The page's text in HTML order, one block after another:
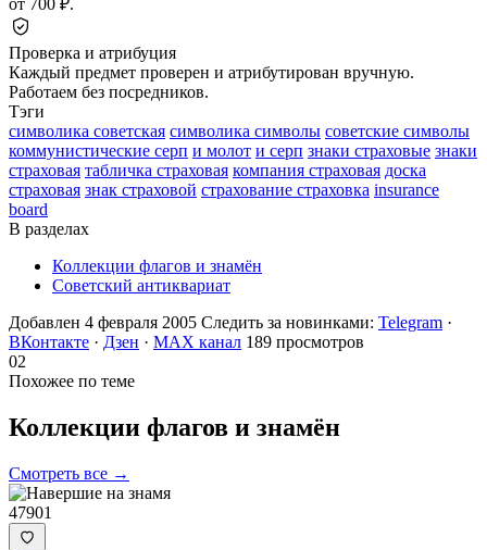
Проверка и атрибуция
Каждый предмет проверен и атрибутирован вручную.
Работаем без посредников.
Тэги
символика советская символика символы советские символы
коммунистические серп и молот и серп знаки страховые знаки
страховая табличка страховая компания страховая доска
страховая знак страховой страхование страховка insurance
board
В разделах
Коллекции флагов и знамён
Советский антиквариат
Добавлен 4 февраля 2005 Следить за новинками: Telegram ·
ВКонтакте · Дзен · MAX канал 189 просмотров
02
Похожее по теме
Коллекции флагов и знамён
Смотреть все →
47901